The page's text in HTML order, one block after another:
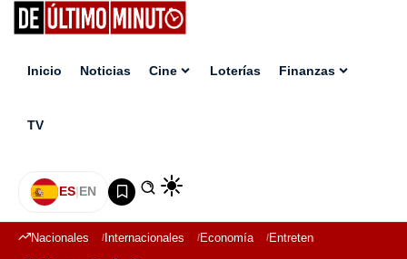
Inicio Noticias Cine Loterías Finanzas
TV
ES|EN
Nacionales Internacionales Economía Entretenimiento